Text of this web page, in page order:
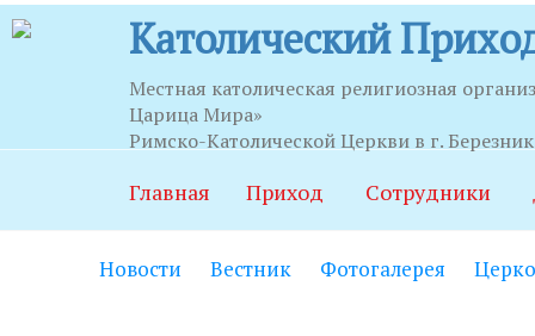
Католический
Местная католическая религиозная
Царица Мира»
Римско-Католической Церкви в г.
Главная Приход Сотрудники
Новости Вестник Фотогалерея
Часы приема
Храм:Главный вход на
Часовня Св.Серафима Саровского: